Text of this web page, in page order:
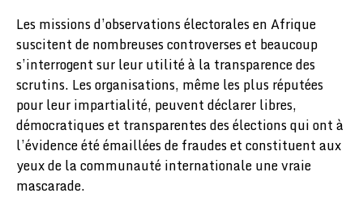
Les missions d’observations électorales en Afrique
suscitent de nombreuses controverses et beaucoup
s’interrogent sur leur utilité à la transparence des
scrutins. Les organisations, même les plus réputées
pour leur impartialité, peuvent déclarer libres,
démocratiques et transparentes des élections qui ont à
l’évidence été émaillées de fraudes et constituent aux
yeux de la communauté internationale une vraie
mascarade.